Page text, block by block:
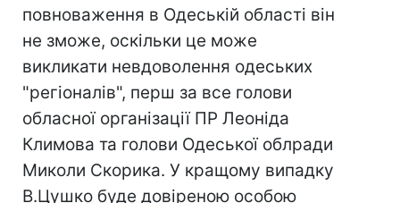
повноваження в Одеській області він
не зможе, оскільки це може
викликати невдоволення одеських
"регіоналів", перш за все голови
обласної організації ПР Леоніда
Климова та голови Одеської облради
Миколи Скорика. У кращому випадку
В.Цушко буде довіреною особою